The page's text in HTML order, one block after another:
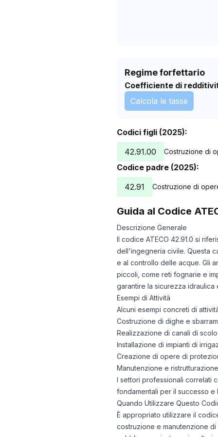
Regime forfettario
Coefficiente di
Calcola le tasse
Codici figli (2025):
42.91.00
Costruzione di
Codice padre (2025):
42.91
Costruzione di
Guida al Codice
Descrizione Generale
Il codice ATECO 42.91.0 si
dell'ingegneria civile. Questa
e al controllo delle acque. Gli
piccoli, come reti fognarie e
garantire la sicurezza
Esempi di Attività
Alcuni esempi concreti di
Costruzione di dighe e
Realizzazione di canali di
Installazione di impianti di
Creazione di opere di
Manutenzione e
I settori professionali correlati
fondamentali per il successo
Quando Utilizzare Questo
È appropriato utilizzare il
costruzione e manutenzione